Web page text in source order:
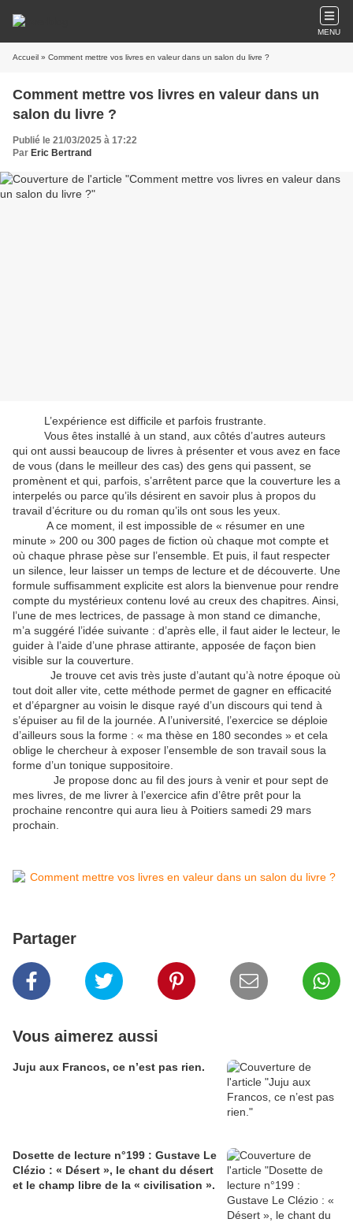
MENU
Accueil » Comment mettre vos livres en valeur dans un salon du livre ?
Comment mettre vos livres en valeur dans un
salon du livre ?
Publié le 21/03/2025 à 17:22
Par Eric Bertrand
L’expérience est difficile et parfois frustrante.
Vous êtes installé à un stand, aux côtés d’autres auteurs
qui ont aussi beaucoup de livres à présenter et vous avez en face
de vous (dans le meilleur des cas) des gens qui passent, se
promènent et qui, parfois, s’arrêtent parce que la couverture les a
interpelés ou parce qu’ils désirent en savoir plus à propos du
travail d’écriture ou du roman qu’ils ont sous les yeux.
A ce moment, il est impossible de « résumer en une
minute » 200 ou 300 pages de fiction où chaque mot compte et
où chaque phrase pèse sur l’ensemble. Et puis, il faut respecter
un silence, leur laisser un temps de lecture et de découverte. Une
formule suffisamment explicite est alors la bienvenue pour rendre
compte du mystérieux contenu lové au creux des chapitres. Ainsi,
l’une de mes lectrices, de passage à mon stand ce dimanche,
m’a suggéré l’idée suivante : d’après elle, il faut aider le lecteur, le
guider à l’aide d’une phrase attirante, apposée de façon bien
visible sur la couverture.
Je trouve cet avis très juste d’autant qu’à notre époque où
tout doit aller vite, cette méthode permet de gagner en efficacité
et d’épargner au voisin le disque rayé d’un discours qui tend à
s’épuiser au fil de la journée. A l’université, l’exercice se déploie
d’ailleurs sous la forme : « ma thèse en 180 secondes » et cela
oblige le chercheur à exposer l’ensemble de son travail sous la
forme d’un tonique suppositoire.
Je propose donc au fil des jours à venir et pour sept de
mes livres, de me livrer à l’exercice afin d’être prêt pour la
prochaine rencontre qui aura lieu à Poitiers samedi 29 mars
prochain.
Partager
Vous aimerez aussi
Juju aux Francos, ce n’est pas rien.
Dosette de lecture n°199 : Gustave Le
Clézio : « Désert », le chant du désert
et le champ libre de la « civilisation ».